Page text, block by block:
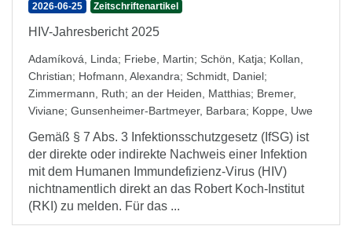
2026-06-25 Zeitschriftenartikel
HIV-Jahresbericht 2025
Adamíková, Linda; Friebe, Martin; Schön, Katja; Kollan,
Christian; Hofmann, Alexandra; Schmidt, Daniel;
Zimmermann, Ruth; an der Heiden, Matthias; Bremer,
Viviane; Gunsenheimer-Bartmeyer, Barbara; Koppe, Uwe
Gemäß § 7 Abs. 3 Infektionsschutzgesetz (IfSG) ist
der direkte oder indirekte Nachweis einer Infektion
mit dem Humanen Immundefizienz-Virus (HIV)
nichtnamentlich direkt an das Robert Koch-Institut
(RKI) zu melden. Für das ...